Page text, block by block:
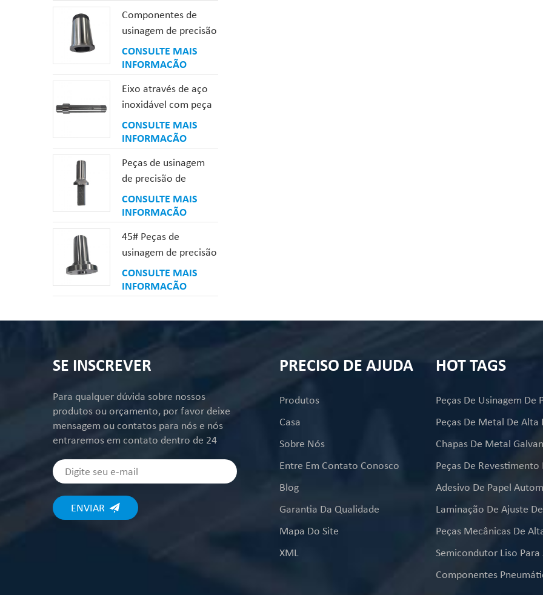
Componentes de
usinagem de precisão
de carbonização a
gás de aço de liga de
baixo carbono
CONSULTE MAIS
INFORMAÇÃO
Eixo através de aço
inoxidável com peça
de usinagem de eixo
rosqueado com
fenda
CONSULTE MAIS
INFORMAÇÃO
Peças de usinagem
de precisão de
estrutura de ranhura
de óleo de complexo
de aço
CONSULTE MAIS
INFORMAÇÃO
45# Peças de
usinagem de precisão
personalizadas de
furo de precisão tipo
eixo de aço
CONSULTE MAIS
INFORMAÇÃO
SE INSCREVER
Para qualquer dúvida sobre nossos
produtos ou orçamento, por favor deixe
mensagem ou contatos para nós e nós
entraremos em contato dentro de 24
PRECISO DE AJUDA
Produtos
Casa
Sobre Nós
Entre Em Contato Conosco
Blog
Garantia Da Qualidade
Mapa Do Site
XML
HOT TAGS
Peças De Metal De Alta
Chapas De Metal
Adesivo De Papel